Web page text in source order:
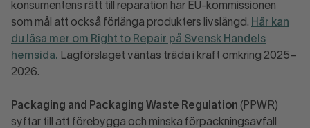
konsumentens rätt till reparation har EU-kommissionen
som mål att också förlänga produkters livslängd. Här kan
du läsa mer om Right to Repair på Svensk Handels
hemsida. Lagförslaget väntas träda i kraft omkring 2025–
2026.
Packaging and Packaging Waste Regulation (PPWR)
syftar till att förebygga och minska förpackningsavfall